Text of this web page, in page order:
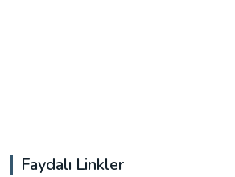
Faydalı Linkler